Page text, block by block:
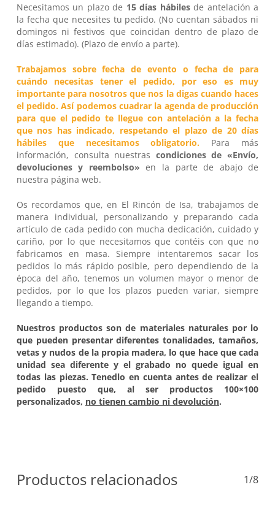
Necesitamos un plazo de 15 días hábilesde antelación a
la fecha que necesites tu pedido. (No cuentan sábados ni
domingos ni festivos que coincidan dentro de plazo de
días estimado). (Plazo de envío a parte).
Trabajamos sobre fecha de evento o fecha de para
cuándo necesitas tener el pedido, por eso es muy
importante para nosotros que nos la digas cuando haces
el pedido. Así podemos cuadrar la agenda de producción
para que el pedido te llegue con antelación a la fecha
que nos has indicado, respetando el plazo de 20 días
hábiles que necesitamos obligatorio. Para más
información, consulta nuestras condiciones de «Envío,
devoluciones y reembolso» en la parte de abajo de
nuestra página web.
Os recordamos que, en El Rincón de Isa, trabajamos de
manera individual, personalizando y preparando cada
artículo de cada pedido con mucha dedicación, cuidado y
cariño, por lo que necesitamos que contéis con que no
fabricamos en masa. Siempre intentaremos sacar los
pedidos lo más rápido posible, pero dependiendo de la
época del año, tenemos un volumen mayor o menor de
pedidos, por lo que los plazos pueden variar, siempre
llegando a tiempo.
Nuestros productos son de materiales naturales por lo
que pueden presentar diferentes tonalidades, tamaños,
vetas y nudos de la propia madera, lo que hace que cada
unidad sea diferente y el grabado no quede igual en
todas las piezas. Tenedlo en cuenta antes de realizar el
pedido puesto que, al ser productos 100×100
personalizados, no tienen cambio ni devolución.
Productos relacionados 1/8